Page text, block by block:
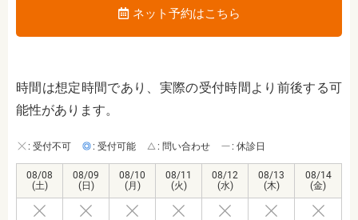
ネット予約はこちら
時間は想定時間であり、実際の受付時間より前後する可
能性があります。
: 受付不可 : 受付可能 : 問い合わせ : 休診日
08/08
(土)
08/09
(日)
08/10
(月)
08/11
(火)
08/12
(水)
08/13
(木)
08/14
(金)